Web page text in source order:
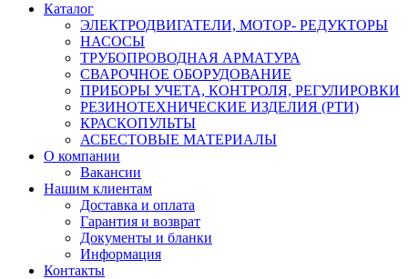
Каталог
ЭЛЕКТРОДВИГАТЕЛИ, МОТОР- РЕДУКТОРЫ
НАСОСЫ
ТРУБОПРОВОДНАЯ АРМАТУРА
СВАРОЧНОЕ ОБОРУДОВАНИЕ
ПРИБОРЫ УЧЕТА, КОНТРОЛЯ, РЕГУЛИРОВКИ
РЕЗИНОТЕХНИЧЕСКИЕ ИЗДЕЛИЯ (РТИ)
КРАСКОПУЛЬТЫ
АСБЕСТОВЫЕ МАТЕРИАЛЫ
О компании
Вакансии
Нашим клиентам
Доставка и оплата
Гарантия и возврат
Документы и бланки
Информация
Контакты